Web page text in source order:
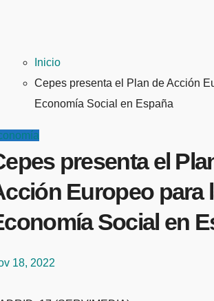
Inicio
Cepes presenta el Plan de Acción
Economía Social en España
presenta el
Europeo para
Social en
18, 2022